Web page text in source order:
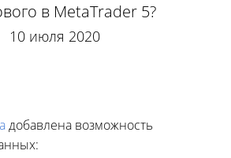
в MetaTrader 5?
10 июля 2020
добавлена возможность